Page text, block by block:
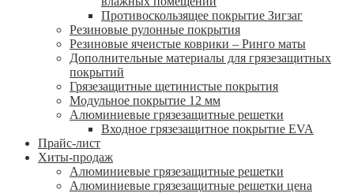
Противоскользящее покрытие Зигзаг
Резиновые рулонные покрытия
Резиновые ячеистые коврики – Ринго маты
Дополнительные материалы для грязезащитных
покрытий
Грязезащитные щетинистые покрытия
Модульное покрытие 12 мм
Алюминиевые грязезащитные решетки
Входное грязезащитное покрытие EVA
Прайс-лист
Хиты-продаж
Алюминиевые грязезащитные решетки
Алюминиевые грязезащитные решетки цена